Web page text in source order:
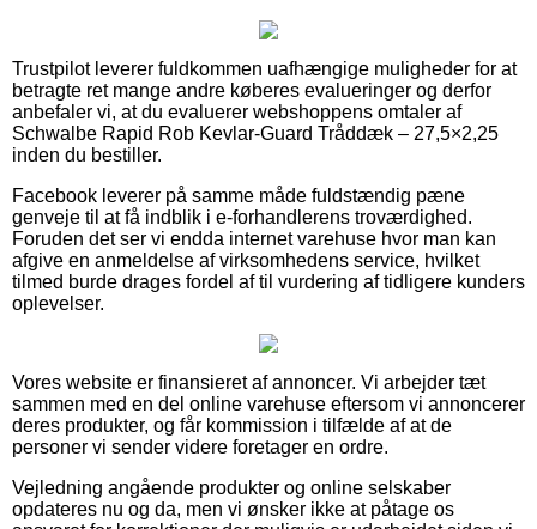
Trustpilot leverer fuldkommen uafhængige muligheder for at
betragte ret mange andre køberes evalueringer og derfor
anbefaler vi, at du evaluerer webshoppens omtaler af
Schwalbe Rapid Rob Kevlar-Guard Tråddæk – 27,5×2,25
inden du bestiller.
Facebook leverer på samme måde fuldstændig pæne
genveje til at få indblik i e-forhandlerens troværdighed.
Foruden det ser vi endda internet varehuse hvor man kan
afgive en anmeldelse af virksomhedens service, hvilket
tilmed burde drages fordel af til vurdering af tidligere kunders
oplevelser.
Vores website er finansieret af annoncer. Vi arbejder tæt
sammen med en del online varehuse eftersom vi annoncerer
deres produkter, og får kommission i tilfælde af at de
personer vi sender videre foretager en ordre.
Vejledning angående produkter og online selskaber
opdateres nu og da, men vi ønsker ikke at påtage os